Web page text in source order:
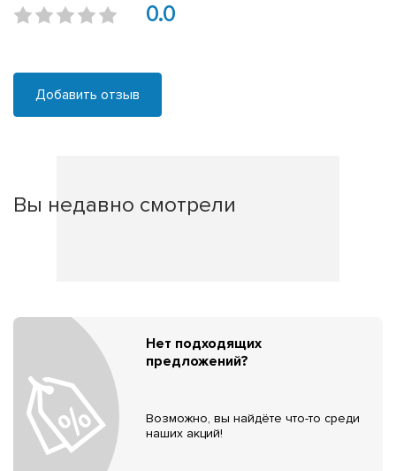
0.0
Добавить отзыв
Вы недавно смотрели
Нет подходящих
предложений?
Возможно, вы найдёте что-то среди
наших акций!